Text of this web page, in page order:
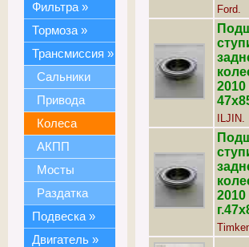
Фильтра »
Тормоза »
Трансмиссия »
Сальники
Привода
Колеса
АКПП
Мосты
Раздатка
Подвеска »
Двигатель »
Ford.
2010
ILJIN.
2010